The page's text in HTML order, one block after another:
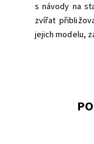
s návody na
zvířat
jejich modelu,